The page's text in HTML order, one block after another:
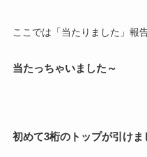
ここでは「当たりました」報
当たっちゃいました～
初めて3桁のトップが引けま